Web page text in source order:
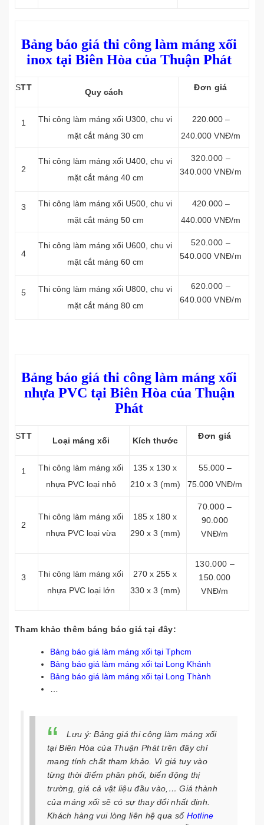
Bảng báo giá thi công làm máng xối
inox tại Biên Hòa của Thuận Phát
STT Quy cách Đơn giá
1 Thi công làm máng xối U300, chu vi
mặt cắt máng 30 cm
220.000 –
240.000 VNĐ/m
2
Thi công làm máng xối U400, chu vi
mặt cắt máng 40 cm
320.000 –
340.000 VNĐ/m
3 Thi công làm máng xối U500, chu vi
mặt cắt máng 50 cm
420.000 –
440.000 VNĐ/m
4
Thi công làm máng xối U600, chu vi
mặt cắt máng 60 cm
520.000 –
540.000 VNĐ/m
5 Thi công làm máng xối U800, chu vi
mặt cắt máng 80 cm
620.000 –
640.000 VNĐ/m
Bảng báo giá thi công làm máng xối
nhựa PVC tại Biên Hòa của Thuận
Phát
STT Loại máng xối Kích thước Đơn giá
1
Thi công làm máng xối
nhựa PVC loại nhỏ
135 x 130 x
210 x 3 (mm)
55.000 –
75.000 VNĐ/m
2
Thi công làm máng xối
nhựa PVC loại vừa
185 x 180 x
290 x 3 (mm)
70.000 –
90.000
VNĐ/m
3
Thi công làm máng xối
nhựa PVC loại lớn
270 x 255 x
330 x 3 (mm)
130.000 –
150.000
VNĐ/m
Tham khảo thêm báng báo giá tại đây:
Bảng báo giá làm máng xối tại Tphcm
Bảng báo giá làm máng xối tại Long Khánh
Bảng báo giá làm máng xối tại Long Thành
Lưu ý: Bảng giá thi công làm máng xối
tại Biên Hòa của Thuận Phát trên đây chỉ
mang tính chất tham khảo. Vì giá tuy vào
từng thời điểm phân phối, biến động thị
trường, giá cả vật liệu đầu vào,… Giá thành
của máng xối sẽ có sự thay đổi nhất định.
Khách hàng vui lòng liên hệ qua số Hotline